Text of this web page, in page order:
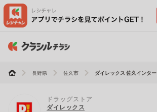
長野県 佐久市 ダイレックス 佐久インター
ドラッグストア
ダイレックス